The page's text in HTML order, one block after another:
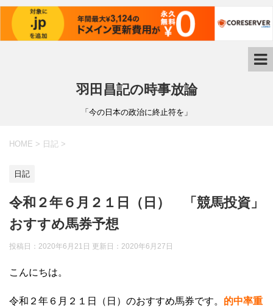
羽田昌記の時事放論
「今の日本の政治に終止符を」
HOME > 日記 >
日記
令和２年６月２１日（日） 「競馬投資」
おすすめ馬券予想
投稿日：2020年6月21日 更新日： 2020年6月27日
こんにちは。
令和２年６月２１日（日）のおすすめ馬券です。 的中率重